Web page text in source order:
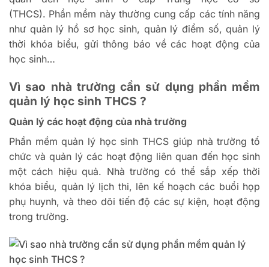
(THCS). Phần mềm này thường cung cấp các tính năng
như quản lý hồ sơ học sinh, quản lý điểm số, quản lý
thời khóa biểu, gửi thông báo về các hoạt động của
học sinh…
Vì sao nhà trường cần sử dụng phần mềm
quản lý học sinh THCS ?
Quản lý các hoạt động của nhà trường
Phần mềm quản lý học sinh THCS giúp nhà trường tổ
chức và quản lý các hoạt động liên quan đến học sinh
một cách hiệu quả. Nhà trường có thể sắp xếp thời
khóa biểu, quản lý lịch thi, lên kế hoạch các buổi họp
phụ huynh, và theo dõi tiến độ các sự kiện, hoạt động
trong trường.